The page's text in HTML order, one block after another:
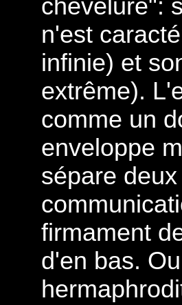
chevelure":
n'est
infinie) et
extrême).
comme un
enveloppe
sépare
firmament
d'en bas.